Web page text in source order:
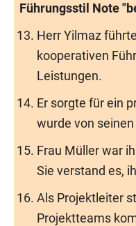
Führungsstil Note
Herr Yilmaz
kooperativen
Leistungen.
Er sorgte für ein
wurde von
Frau Müller war
Sie verstand es,
Als Projektleiter
Projektteams